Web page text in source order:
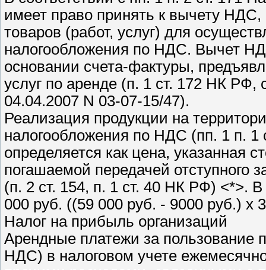
имеет право принять к вычету
товаров (работ, услуг) для
налогообложения по НДС. Вычет
основании счета-фактуры,
услуг по аренде (п. 1 ст. 172 НК
04.04.2007 N 03-07-15/47).
Реализация продукции на
налогообложения по НДС (пп. 1 п.
определяется как цена, указанная
погашаемой передачей отступного
(п. 2 ст. 154, п. 1 ст. 40 НК РФ) <*>.
000 руб. ((59 000 руб. - 9000 руб.) x
Налог на прибыль организаций
Арендные платежи за пользование
НДС) в налоговом учете